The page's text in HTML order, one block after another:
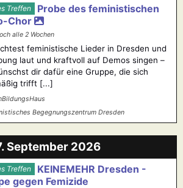
Treffen
Probe des feministischen
Chor
alle 2 Wochen
feministische Lieder in Dresden und
laut und kraftvoll auf Demos singen –
dir dafür eine Gruppe, die sich
trifft [...]
Begegnungszentrum Dresden
September 2026
Treffen
KEINEMEHR Dresden -
gegen Femizide